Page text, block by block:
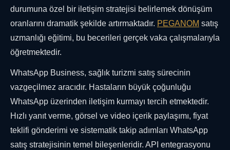
durumuna özel bir iletişim stratejisi belirlemek dönüşüm
oranlarını dramatik şekilde artırmaktadır. PEGANOM satış
uzmanlığı eğitimi, bu becerileri gerçek vaka çalışmalarıyla
öğretmektedir.
WhatsApp Business, sağlık turizmi satış sürecinin
vazgeçilmez aracıdır. Hastaların büyük çoğunluğu
WhatsApp üzerinden iletişim kurmayı tercih etmektedir.
Hızlı yanıt verme, görsel ve video içerik paylaşımı, fiyat
teklifi gönderimi ve sistematik takip adımları WhatsApp
satış stratejisinin temel bileşenleridir. API entegrasyonu